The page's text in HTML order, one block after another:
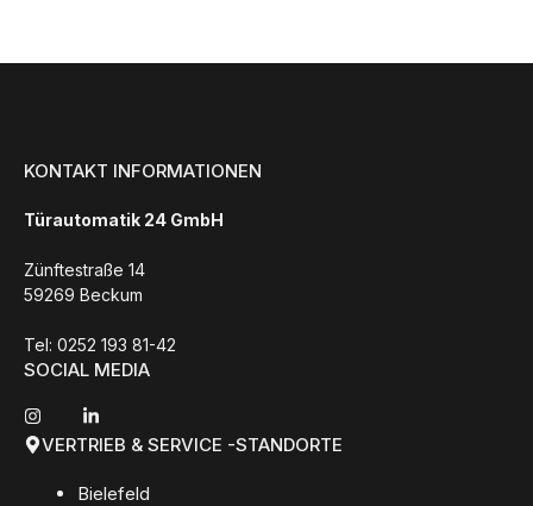
KONTAKT INFORMATIONEN
Türautomatik 24 GmbH
Zünftestraße 14
59269 Beckum
Tel: 0252 193 81-42
SOCIAL MEDIA
VERTRIEB & SERVICE -STANDORTE
Bielefeld